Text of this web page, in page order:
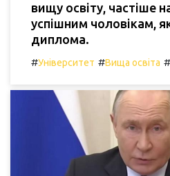
вищу освіту, частіше
успішним чоловікам,
диплома.
#Університет #Вища освіта #